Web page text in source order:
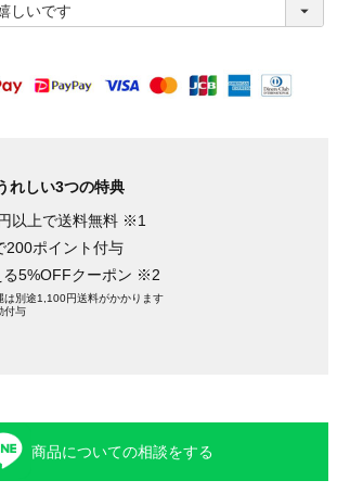
れしい3つの特典
以上で送料無料 ※1
200ポイント付与
る5%OFFクーポン ※2
別途1,100円送料がかかります
付与
商品についての相談をする